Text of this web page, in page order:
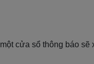
cửa sổ thông báo sẽ